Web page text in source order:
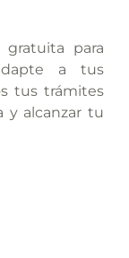
gratuita para
a tus
tus trámites
y alcanzar tu